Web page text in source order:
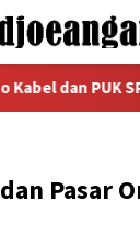
SPEE FSPMI
Pasar